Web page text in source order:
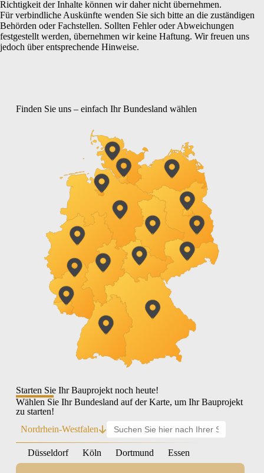
Richtigkeit der Inhalte können wir daher nicht übernehmen.
Für verbindliche Auskünfte wenden Sie sich bitte an die zuständigen
Behörden oder Fachstellen. Sollten Fehler oder Abweichungen
festgestellt werden, übernehmen wir keine Haftung. Wir freuen uns
jedoch über entsprechende Hinweise.
Finden Sie uns – einfach Ihr Bundesland wählen
Starten Sie Ihr Bauprojekt noch heute!
Wählen Sie Ihr Bundesland auf der Karte, um Ihr Bauprojekt
zu starten!
Nordrhein-Westfalen
Düsseldorf Köln Dortmund Essen